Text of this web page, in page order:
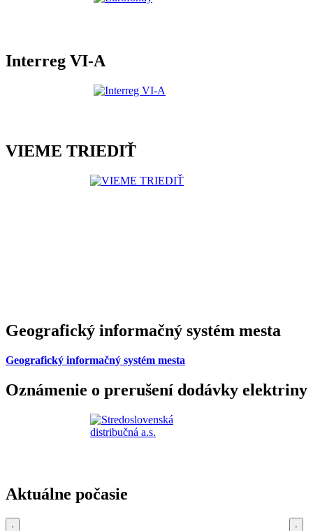
Interreg VI-A
VIEME TRIEDIŤ
Geografický informačný systém mesta
Geografický informačný systém mesta
Oznámenie o prerušení dodávky elektriny
Aktuálne počasie